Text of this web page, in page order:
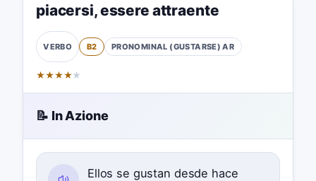
piacersi,essere attraente
VERBO B2 PRONOMINAL (GUSTARSE) AR
★★★★★
📝 In Azione
Ellos se gustan desde hace